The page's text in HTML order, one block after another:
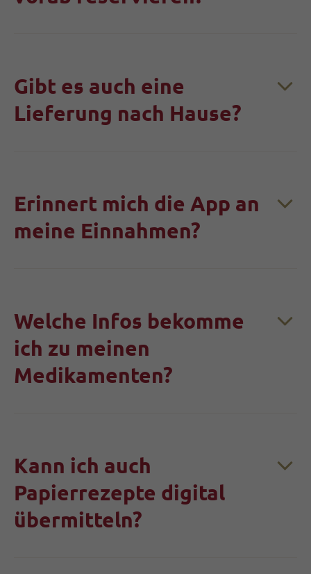
Gibt es auch eine
Lieferung nach Hause?
Erinnert mich die App an
meine Einnahmen?
Welche Infos bekomme
ich zu meinen
Medikamenten?
Kann ich auch
Papierrezepte digital
übermitteln?